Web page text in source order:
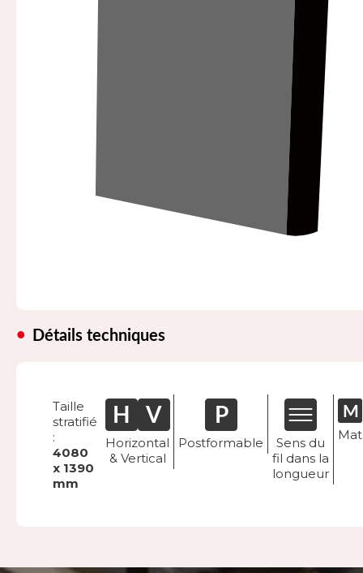
Détails techniques
Taille
stratifié
:
4080
x 1390
mm
Horizontal
& Vertical
Postformable
Sens du
fil dans la
longueur
Mat